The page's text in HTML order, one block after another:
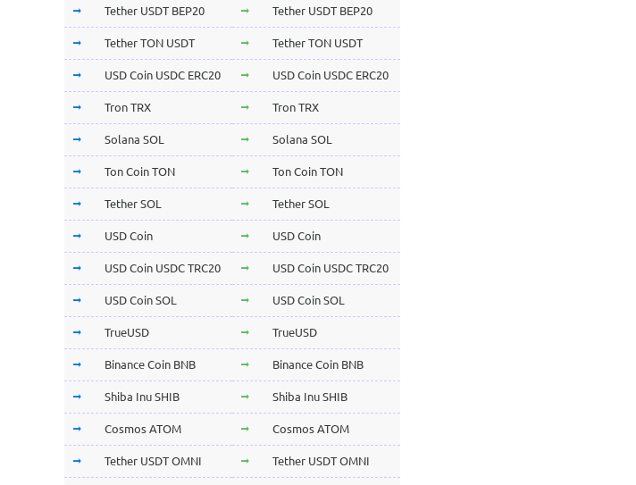
Tether USDT BEP20 Tether USDT BEP20
Tether TON USDT Tether TON USDT
USD Coin USDC ERC20 USD Coin USDC ERC20
Tron TRX Tron TRX
Solana SOL Solana SOL
Ton Coin TON Ton Coin TON
Tether SOL Tether SOL
USD Coin USD Coin
USD Coin USDC TRC20 USD Coin USDC TRC20
USD Coin SOL USD Coin SOL
TrueUSD TrueUSD
Binance Coin BNB Binance Coin BNB
Shiba Inu SHIB Shiba Inu SHIB
Cosmos ATOM Cosmos ATOM
Tether USDT OMNI Tether USDT OMNI